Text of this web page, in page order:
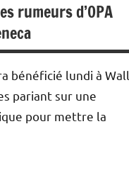
rumeurs d’OPA
bénéficié lundi à Wall
pariant sur une
pour mettre la